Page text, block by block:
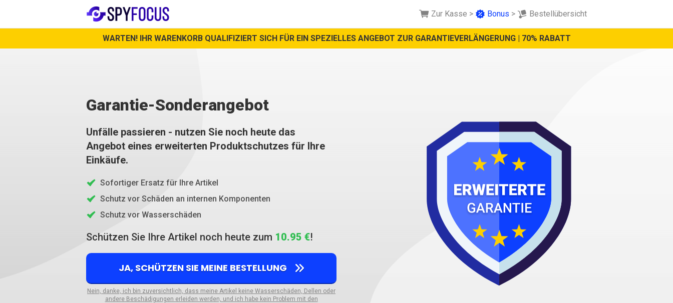
Zur Kasse > Bonus > Bestellübersicht
WARTEN! IHR WARENKORB QUALIFIZIERT SICH FÜR EIN SPEZIELLES ANGEBOT ZUR GARANTIEVERLÄNGERUNG | 70% RABATT
Garantie-Sonderangebot
Unfälle passieren - nutzen Sie noch heute das
Angebot eines erweiterten Produktschutzes für Ihre
Einkäufe.
Sofortiger Ersatz für Ihre Artikel
Schutz vor Schäden an internen Komponenten
Schutz vor Wasserschäden
Schützen Sie Ihre Artikel noch heute zum 10.95 €!
JA, SCHÜTZEN SIE MEINE BESTELLUNG
Nein, danke, ich bin zuversichtlich, dass meine Artikel keine Wasserschäden, Dellen oder
andere Beschädigungen erleiden werden, und ich habe kein Problem mit den